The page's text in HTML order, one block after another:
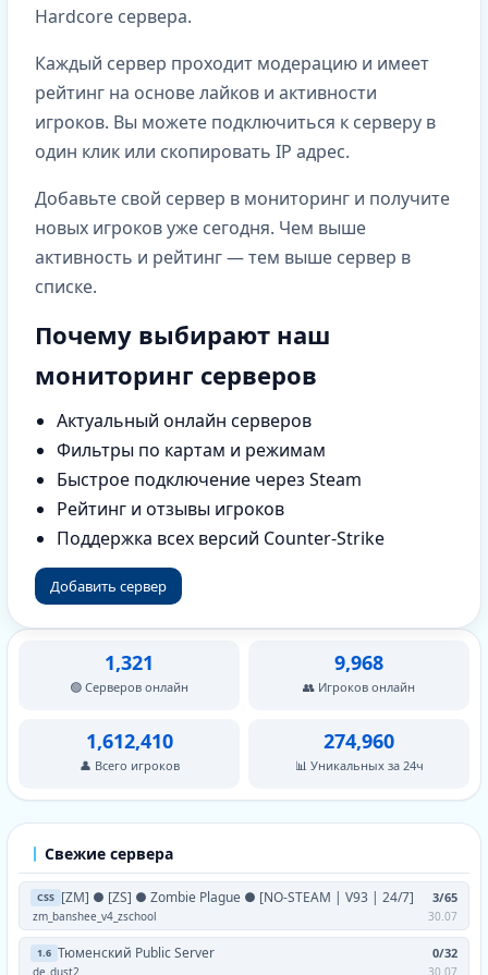
Hardcore сервера.
Каждый сервер проходит модерацию и имеет
рейтинг на основе лайков и активности
игроков. Вы можете подключиться к серверу в
один клик или скопировать IP адрес.
Добавьте свой сервер в мониторинг и получите
новых игроков уже сегодня. Чем выше
активность и рейтинг — тем выше сервер в
списке.
Почему выбирают наш
мониторинг серверов
Актуальный онлайн серверов
Фильтры по картам и режимам
Быстрое подключение через Steam
Рейтинг и отзывы игроков
Поддержка всех версий Counter-Strike
Добавить сервер
1,321
🟢 Серверов онлайн
9,968
👥 Игроков онлайн
1,612,410
👤 Всего игроков
274,960
📊 Уникальных за 24ч
Свежие сервера
CSS [ZM] ● [ZS] ● Zombie Plague ● [NO-STEAM | V93 | 24/7] 3/65
zm_banshee_v4_zschool 30.07
1.6 Тюменский Public Server 0/32
de_dust2 30.07